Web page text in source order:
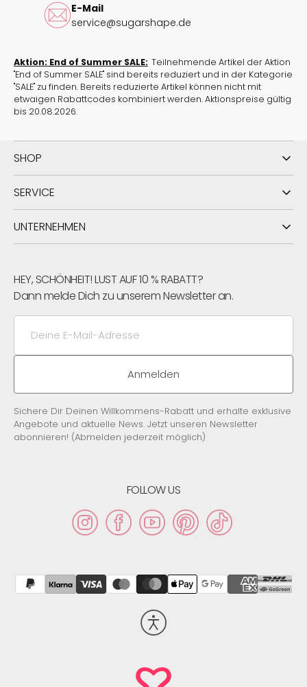
E-Mail
service@sugarshape.de
Aktion: End of Summer SALE: Teilnehmende Artikel der Aktion
"End of Summer SALE" sind bereits reduziert und in der Kategorie
"SALE" zu finden. Bereits reduzierte Artikel können nicht mit
etwaigen Rabattcodes kombiniert werden. Aktionspreise gültig
bis 20.08.2026.
SHOP
SERVICE
UNTERNEHMEN
HEY, SCHÖNHEIT! LUST AUF 10 % RABATT?
Dann melde Dich zu unserem Newsletter an.
Deine
Mail-
Anmelden
Sichere Dir Deinen Willkommens-Rabatt und erhalte exklusive
Angebote und aktuelle News. Jetzt unseren Newsletter
abonnieren! (Abmelden jederzeit möglich)
FOLLOW US
InstagramFacebookYouTubePinterestTikTok